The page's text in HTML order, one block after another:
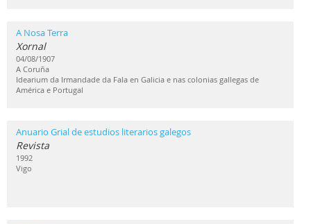
A Nosa Terra
Xornal
04/08/1907
A Coruña
Idearium da Irmandade da Fala en Galicia e nas colonias gallegas de
América e Portugal
Anuario Grial de estudios literarios galegos
Revista
1992
Vigo